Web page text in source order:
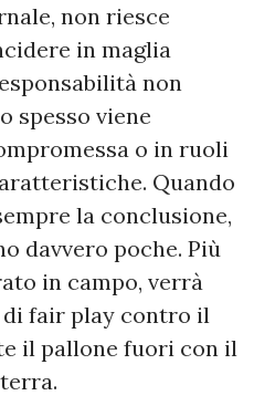
non riesce
in maglia
non
spesso viene
o in ruoli
Quando
la conclusione,
davvero poche. Più
in campo, verrà
fair play contro il
il pallone fuori con il